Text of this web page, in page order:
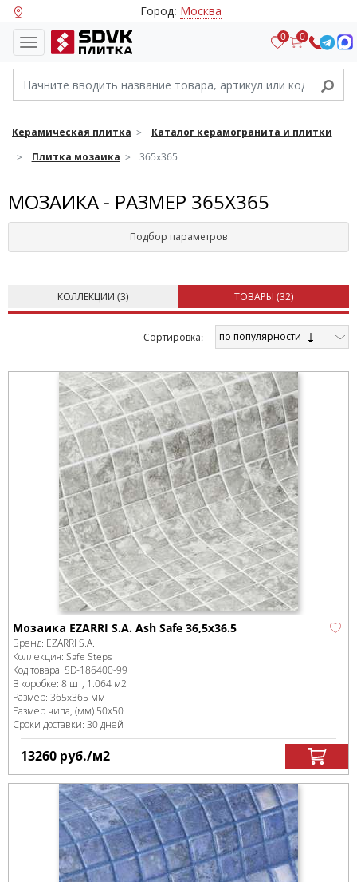
Город: Москва
0 0
Керамическая плитка
Каталог керамогранита и плитки
Плитка мозаика
365x365
МОЗАИКА - РАЗМЕР 365X365
Подбор параметров
КОЛЛЕКЦИИ (3) ТОВАРЫ (32)
Cортировка: по популярности
Мозаика EZARRI S.A. Ash Safe 36,5x36.5
Бренд: EZARRI S.A.
Коллекция: Safe Steps
Код товара: SD-186400-99
В коробке: 8 шт, 1.064 м2
Размер: 365x365 мм
Размер чипа, (мм) 50х50
Сроки доставки: 30 дней
13260 руб./м2